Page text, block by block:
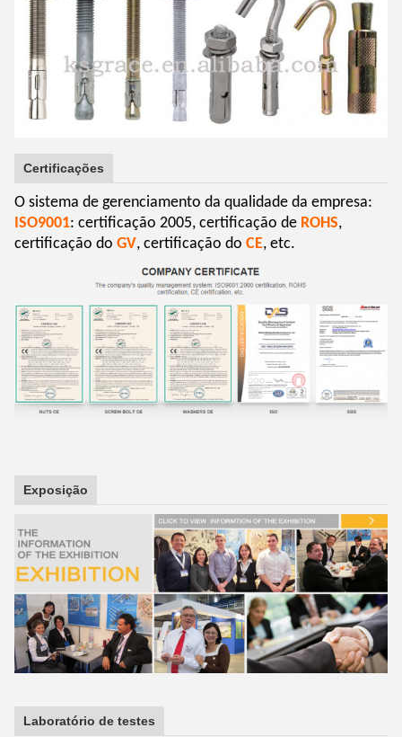
Certificações
O sistema de gerenciamento da qualidade da empresa:
ISO9001: certificação 2005, certificação de ROHS,
certificação do GV, certificação do CE, etc.
Exposição
Laboratório de testes